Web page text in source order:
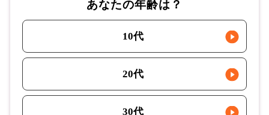
あなたの年齢は？
10代
20代
30代